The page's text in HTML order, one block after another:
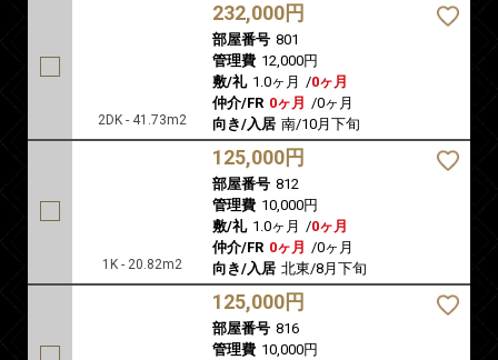
2DK - 41.73m2
232,000円
部屋番号 801
管理費 12,000円
敷/礼 1.0ヶ月 /0ヶ月
仲介/FR 0ヶ月 /0ヶ月
向き/入居 南/10月下旬
1K - 20.82m2
125,000円
部屋番号 812
管理費 10,000円
敷/礼 1.0ヶ月 /0ヶ月
仲介/FR 0ヶ月 /0ヶ月
向き/入居 北東/8月下旬
125,000円
部屋番号 816
管理費 10,000円